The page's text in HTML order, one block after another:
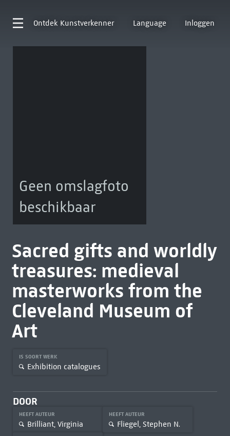
Ontdek Kunstverkenner Language Inloggen
Geen omslagfoto
beschikbaar
Sacred gifts and worldly
treasures: medieval
masterworks from the
Cleveland Museum of
Art
IS SOORT WERK
Exhibition catalogues
DOOR
HEEFT AUTEUR
Brilliant, Virginia
HEEFT AUTEUR
Fliegel, Stephen N.